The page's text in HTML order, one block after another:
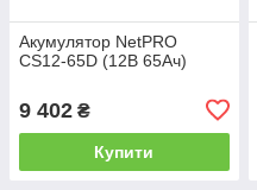
Акумулятор NetPRO
CS12-65D (12В 65Ач)
9 402 ₴
Купити